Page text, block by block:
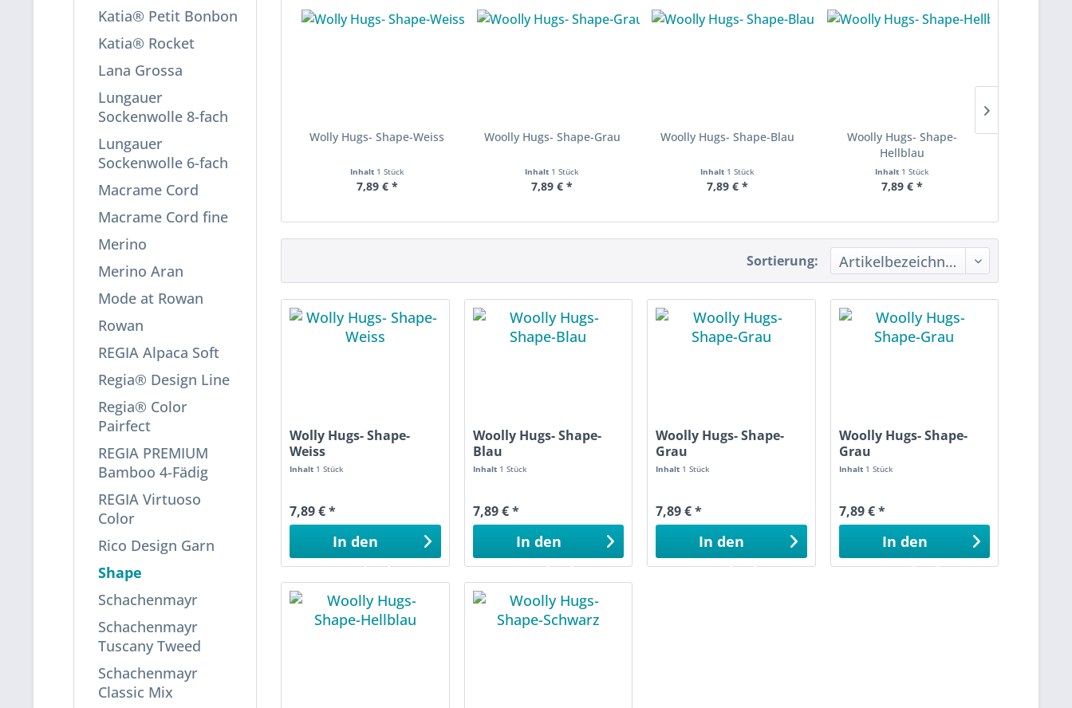
Katia® Petit Bonbon
Katia® Rocket
Lana Grossa
Lungauer
Sockenwolle 8-fach
Lungauer
Sockenwolle 6-fach
Macrame Cord
Macrame Cord fine
Merino
Merino Aran
Mode at Rowan
Rowan
REGIA Alpaca Soft
Regia® Design Line
Regia® Color
Pairfect
REGIA PREMIUM
Bamboo 4-Fädig
REGIA Virtuoso
Color
Rico Design Garn
Shape
Schachenmayr
Schachenmayr
Tuscany Tweed
Schachenmayr
Classic Mix
Wolly Hugs- Shape-Weiss
Inhalt 1 Stück
7,89 € *
Woolly Hugs- Shape-Grau
Inhalt 1 Stück
7,89 € *
Woolly Hugs- Shape-Blau
Inhalt 1 Stück
7,89 € *
Woolly Hugs- Shape-
Hellblau
Inhalt 1 Stück
7,89 € *
Sortierung:
Wolly Hugs- Shape-
Weiss
Inhalt 1 Stück
7,89 € *
In den
Warenkorb
Woolly Hugs- Shape-
Blau
Inhalt 1 Stück
7,89 € *
In den
Warenkorb
Woolly Hugs- Shape-
Grau
Inhalt 1 Stück
7,89 € *
In den
Warenkorb
Woolly Hugs- Shape-
Grau
Inhalt 1 Stück
7,89 € *
In den
Warenkorb